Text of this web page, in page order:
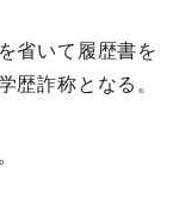
省いて履歴書を
歴詐称となる。